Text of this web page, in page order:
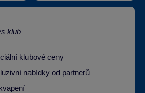
klubové ceny
nabídky od partnerů